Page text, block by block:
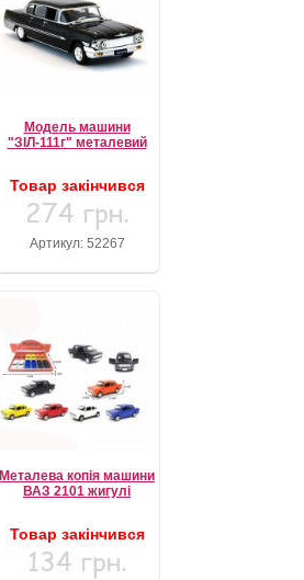
Модель машини
"ЗІЛ-111г" металевий
Товар закінчився
274 грн.
Артикул: 52267
Металева копія машини
ВАЗ 2101 жигулі
Товар закінчився
134 грн.